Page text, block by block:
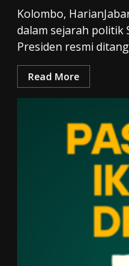
Kolombo,
dalam sejarah politik
Presiden resmi
Read More